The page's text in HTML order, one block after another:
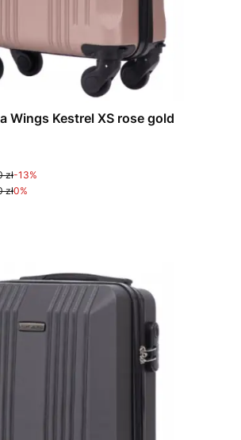
Wings Kestrel XS rose gold
zł-13%
zł0%